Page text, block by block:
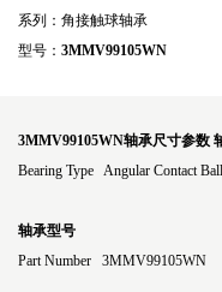
系列：角接触球轴承
型号： 3MMV99105WN
3MMV99105WN轴承尺寸参数
Bearing Type Angular Contact
轴承型号
Part Number